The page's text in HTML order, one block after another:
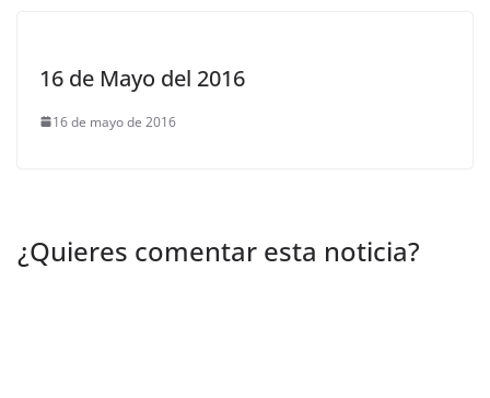
16 de Mayo del 2016
16 de mayo de 2016
¿Quieres comentar esta noticia?